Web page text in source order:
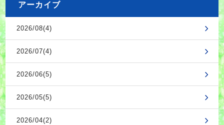
アーカイブ
2026/08(4)
2026/07(4)
2026/06(5)
2026/05(5)
2026/04(2)